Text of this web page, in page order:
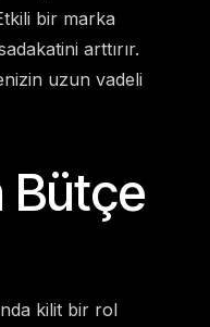
bir marka
arttırır.
uzun vadeli
Bütçe
kilit bir rol